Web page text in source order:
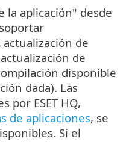
la aplicación" desde
de
de
disponible
dada). Las
por ESET HQ,
de aplicaciones, se
Si el